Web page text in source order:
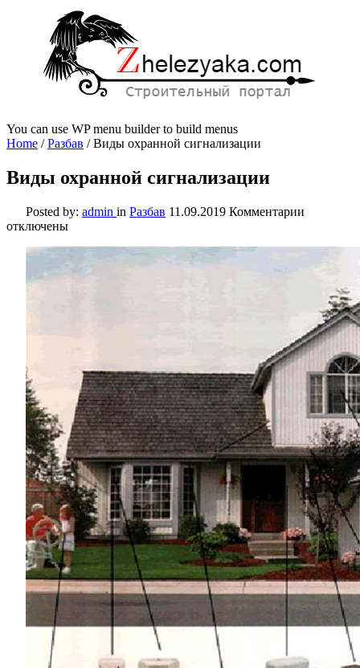
You can use WP menu builder to build menus
Home /Разбав /Виды охранной сигнализации
Виды охранной сигнализации
Posted by: admin in Разбав 11.09.2019 Комментарии
отключены